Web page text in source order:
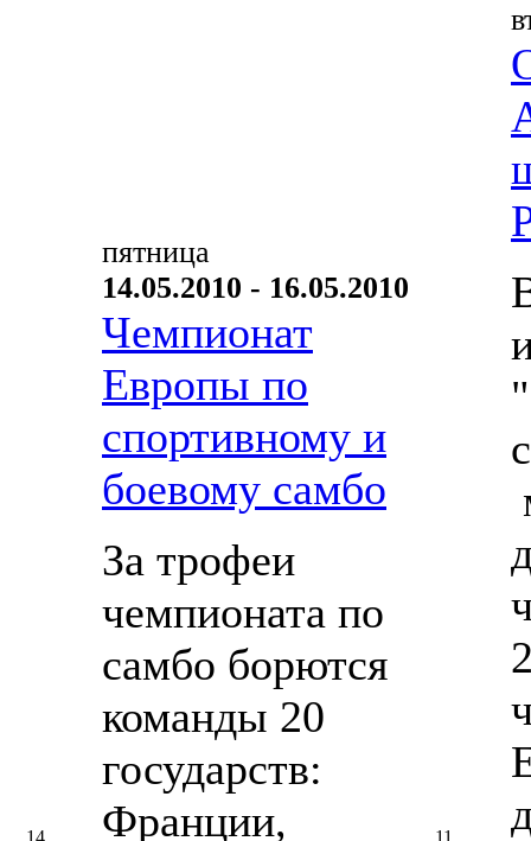
14
пятница
14.05.2010 - 16.05.2010
Чемпионат
Европы по
спортивному и
боевому самбо
За трофеи
чемпионата по
самбо борются
команды 20
государств:
Франции,
11